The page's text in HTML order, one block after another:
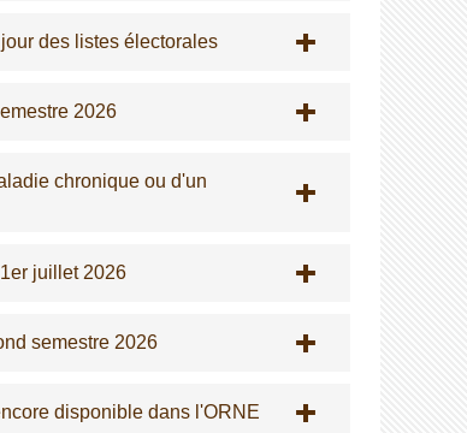
des listes électorales
2026
chronique ou d'un
juillet 2026
semestre 2026
disponible dans l'ORNE